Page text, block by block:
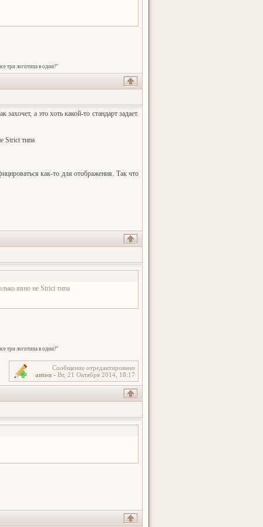
три логотипа в один?"
а это хоть какой-то стандарт задает.
Strict типа
как-то для отображения. Так что
явно не Strict типа
три логотипа в один?"
Сообщение отредактировано
anton - Вт, 21 Октября 2014, 18:17